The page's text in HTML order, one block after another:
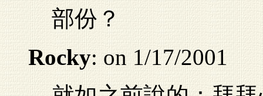
部份？
Rocky: on 1/17/2001